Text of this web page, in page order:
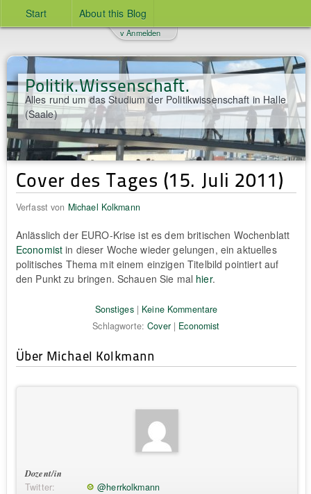
Start About this Blog
Politik.Wissenschaft.
Alles rund um das Studium der Politikwissenschaft in Halle
(Saale)
v Anmelden
Cover des Tages (15. Juli 2011)
Verfasst von Michael Kolkmann
Anlässlich der EURO-Krise ist es dem britischen Wochenblatt
Economist in dieser Woche wieder gelungen, ein aktuelles
politisches Thema mit einem einzigen Titelbild pointiert auf
den Punkt zu bringen. Schauen Sie mal hier.
Sonstiges| Keine Kommentare
Schlagworte:Cover| Economist
Über Michael Kolkmann
Dozent/in
Twitter:
@herrkolkmann